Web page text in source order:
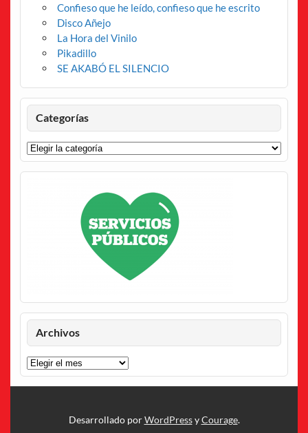
Confieso que he leído, confieso que he escrito
Disco Añejo
La Hora del Vinilo
Pikadillo
SE AKABÓ EL SILENCIO
Categorías
Categorías
Archivos
Archivos
Desarrollado porWordPressyCourage.